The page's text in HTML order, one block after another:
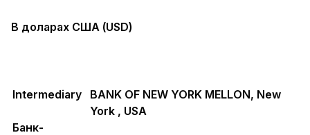
В доларах США (USD)
Intermediary
Банк-
BANK OF NEW YORK MELLON, New
York , USA